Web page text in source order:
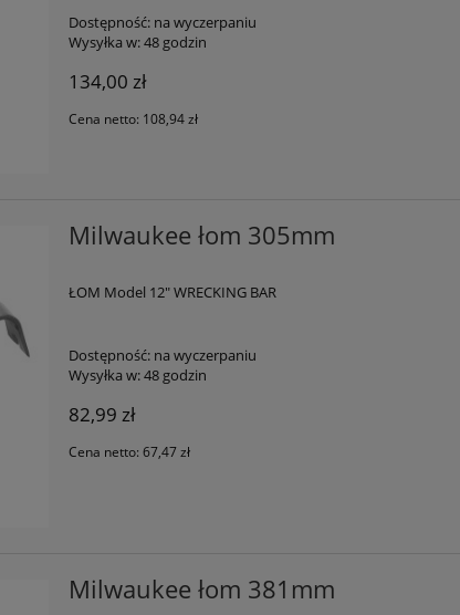
Dostępność: na wyczerpaniu
Wysyłka w:48 godzin
134,00 zł
Cena netto: 108,94 zł
Milwaukee łom 305mm
ŁOM Model 12" WRECKING BAR
Dostępność: na wyczerpaniu
Wysyłka w:48 godzin
82,99 zł
Cena netto: 67,47 zł
Milwaukee łom 381mm